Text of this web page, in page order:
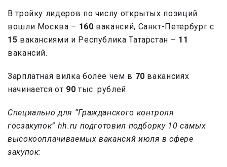
В тройку лидеров по числу открытых позиций
вошли Москва – 160 вакансий, Санкт-Петербург с
15 вакансиями и Республика Татарстан – 11
вакансий.
Зарплатная вилка более чем в 70 вакансиях
начинается от 90 тыс. рублей.
Специально для “Гражданского контроля
госзакупок” hh.ru подготовил подборку 10 самых
высокооплачиваемых вакансий июля в сфере
закупок: